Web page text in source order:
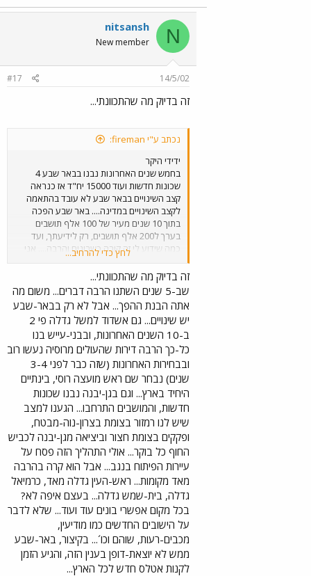
N
nitsansh
New member
14/5/02
#17
זה בדיוק מה שהתכוונתי...
נכתב ע"י fireman:
ידידי היקר
בחמש שנים האחרונות נבנו בבאר שבע 4
שכונות חדשות ועוד 15000 יח"ד אז כנראה
קצב השינויים בבאר שבע לא עובד בהתאמה
לקצב השינויים במדינה.... באר שבע הפכה
בתוך 10 שנים מעיר של 100 אלף תושבים
בערך ל200 אלף תושבים, רק לידיעתך, ועד
כמה שידוע לי זה קורה כשבונים והרבה.... אני
בספק רב מאוד אם במפות שלך מופיע רמות ב,
רמות ג ורמות ד שבונים בימים אלו ואני מבטיח
לך שנווה זאב עילית לא מופיעה במפות שלך
וה5000 יח"ד שמתחילות להבנות מזרחית לנחל
עשן ואני בטוח שכביש הטבעת (עוקף באר
שבע) גם הוא לא נמצא באטלס שלך וכמוהו גם
המסילה ותחנת באר שבע מרכז ואני בטוח
שנווה מנחם ב גם לא נמצאת במפה שלך וגם
לא נאות לון החדשה וגם לא שכונת נחל בקע
(לא המגורונים של לפני 15 שנה, אלא ממש
שכונה) אז כן, השתנו המון דברים בבאר שבע
בחמש שנים האחרונות, רק לידיעתך
לחץ כדי להרחיב...
זה בדיוק מה שהתכוונתי...
שב-5 שנים השתנו הרבה דברים... משום מה
אתה הבנת ההפך... אבל לא רק בבאר-שבע
יש שינויים... גם אשדוד למשל גדלה פי 2
ב-10 השנים האחרונות, ובבני-עייש בנו
כל-כך הרבה דירות שהעולים מרוסיה נעשו רוב
ובבחירות האחרונות (שזה כבר לפני 3-4
שנים) נבחר שם ראש מועצה רוסי, בינתיים
היחיד בארץ... וגם בגן-יבנה נבנו שכונות
חדשות, והמושבים התרחבו... הגענו למצב
שיש לנו רמזור בצומת בצרון-נוה-מבטח,
ופקקים בצומת חצור וביציאה מגן-יבנה לכביש
החוף כל בוקר... אולי התהליך הזה פסח על
עיירות הפיתוח בנגב... אבל הוא קרה בהרבה
מאד מקומות... ראש-העין גדלה מאד, כרמיאל
גדלה, בית-שמש גדלה... בעצם איפה לא?
בכל מקום אפשרי בונים עוד ועוד... שלא לדבר
על הישובים החדשים כמו מודיעין,
מכבים-רעות, שוהם וכו´... בקיצור, באר-שבע
ממש לא יוצאת-דופן בענין הזה, והגיע הזמן
לקנות אטלס חדש לכל הארץ...